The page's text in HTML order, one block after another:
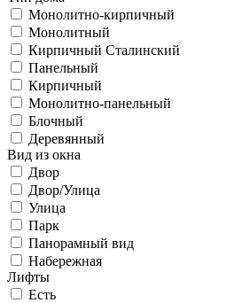
Монолитно-кирпичный
Монолитный
Кирпичный Сталинский
Панельный
Кирпичный
Монолитно-панельный
Блочный
Деревянный
Вид из окна
Двор
Двор/Улица
Улица
Парк
Панорамный вид
Набережная
Лифты
Есть